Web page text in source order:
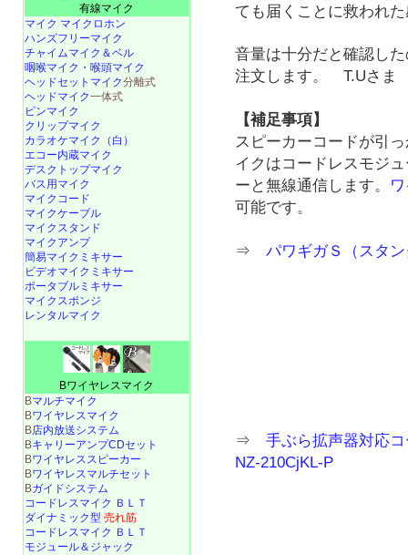
ても届くことに救われ
音量は十分だと確認し
注文します。 T.Uさま
【補足事項】
スピーカーコードが引
イクはコードレスモジ
ーと無線通信します。
可能です。
⇒パワギガＳ（スタ
⇒手ぶら拡声器対応
NZ-210CjKL-P
有線マイク
マイク マイクロホン
ハンズフリーマイク
チャイムマイク＆ベル
咽喉マイク・喉頭マイク
ヘッドセットマイク分離式
ヘッドマイク一体式
ピンマイク
クリップマイク
カラオケマイク（白）
エコー内蔵マイク
デスクトップマイク
バス用マイク
マイクコード
マイクケーブル
マイクスタンド
マイクアンプ
簡易マイクミキサー
ビデオマイクミキサー
ポータブルミキサー
マイクスポンジ
レンタルマイク
Bワイヤレスマイク
Bマルチマイク
Bワイヤレスマイク
B店内放送システム
BキャリーアンプCDセット
Bワイヤレススピーカー
Bワイヤレスマルチセット
Bガイドシステム
コードレスマイク ＢＬＴ
ダイナミック型 売れ筋
コードレスマイク ＢＬＴ
モジュール＆ジャック